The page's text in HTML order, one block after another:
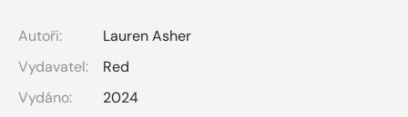
Autoři:
Lauren Asher
Vydavatel:
Red
Vydáno:
2024